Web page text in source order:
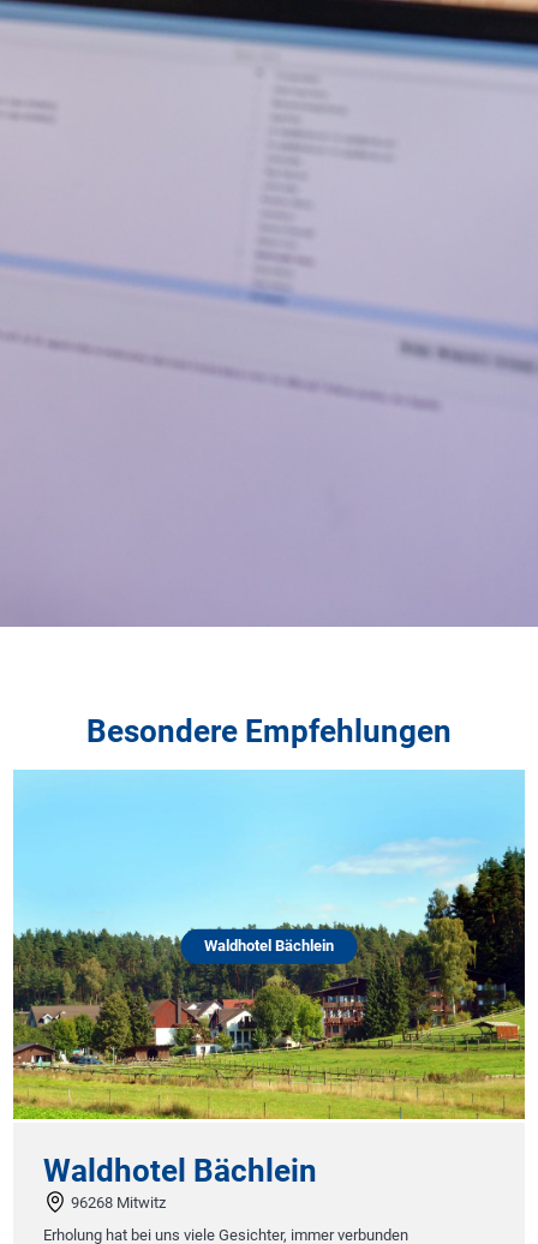
Besondere Empfehlungen
Waldhotel Bächlein
Waldhotel Bächlein
96268 Mitwitz
Erholung hat bei uns viele Gesichter, immer verbunden